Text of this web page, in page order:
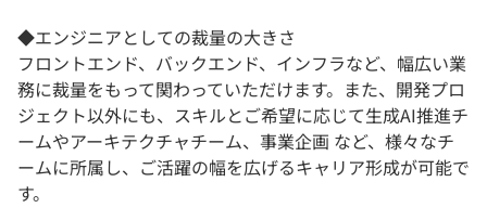
◆エンジニアとしての裁量の大きさ
フロントエンド、バックエンド、インフラなど、幅広い業
務に裁量をもって関わっていただけます。また、開発プロ
ジェクト以外にも、スキルとご希望に応じて生成AI推進チ
ームやアーキテクチャチーム、事業企画 など、様々なチ
ームに所属し、ご活躍の幅を広げるキャリア形成が可能で
す。